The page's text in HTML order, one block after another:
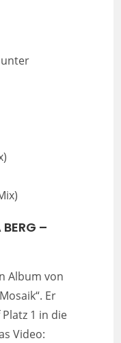
BERG –
Album von
Er
1 in die
Video: